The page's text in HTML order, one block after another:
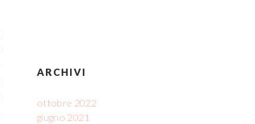
ARCHIVI
ottobre 2022
giugno 2021